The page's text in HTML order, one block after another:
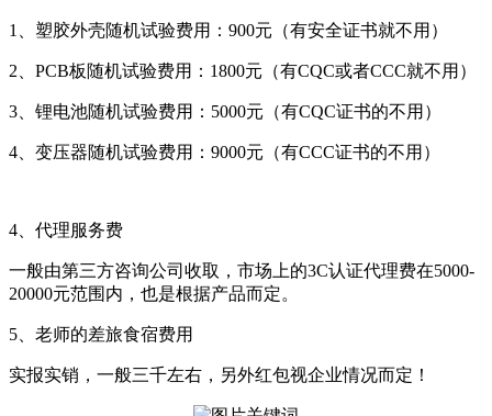
1、塑胶外壳随机试验费用：900元（有安全证书就不用）
2、PCB板随机试验费用：1800元（有CQC或者CCC就不用）
3、锂电池随机试验费用：5000元（有CQC证书的不用）
4、变压器随机试验费用：9000元（有CCC证书的不用）
4、代理服务费
一般由第三方咨询公司收取，市场上的3C认证代理费在5000-
20000元范围内，也是根据产品而定。
5、老师的差旅食宿费用
实报实销，一般三千左右，另外红包视企业情况而定！